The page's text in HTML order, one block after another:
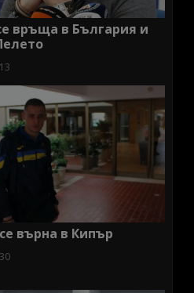
връща в България и
върна в Кипър